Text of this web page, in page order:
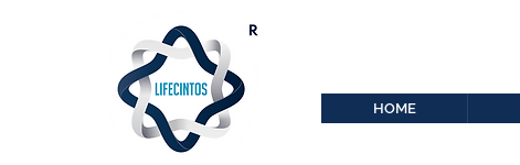
HOME